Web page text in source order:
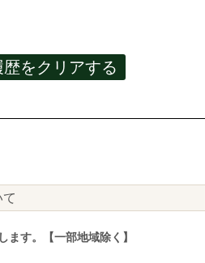
をクリアする
ます。【一部地域除く】